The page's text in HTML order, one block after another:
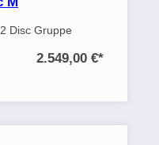
Disc Gruppe
2.549,00 €*